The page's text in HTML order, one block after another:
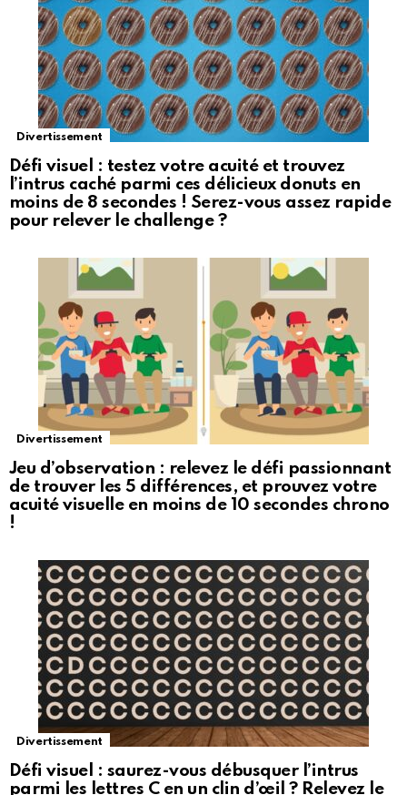
Divertissement
Défi visuel : testez votre acuité et trouvez
l’intrus caché parmi ces délicieux donuts en
moins de 8 secondes ! Serez-vous assez rapide
pour relever le challenge ?
Divertissement
Jeu d’observation : relevez le défi passionnant
de trouver les 5 différences, et prouvez votre
acuité visuelle en moins de 10 secondes chrono
!
Divertissement
Défi visuel : saurez-vous débusquer l’intrus
parmi les lettres C en un clin d’œil ? Relevez le